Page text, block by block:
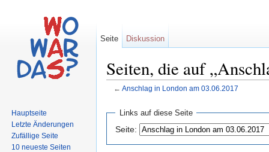
Seiten, die auf
← Anschlag in London am 03.06.2017
Links auf diese Seite
Seite:
Seite Diskussion
Hauptseite
Letzte Änderungen
Zufällige Seite
10 neueste Seiten